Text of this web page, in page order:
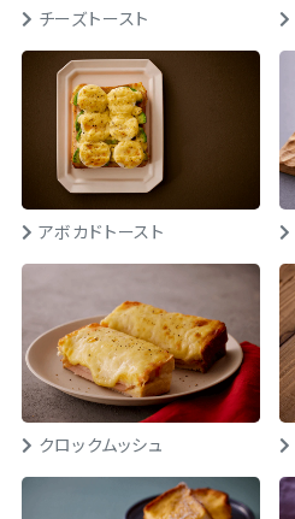
チーズトースト
アボカドトースト
クロックムッシュ